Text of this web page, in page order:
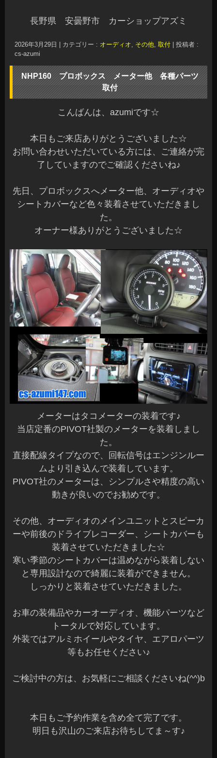
長野県 安曇野市 カーショップアズミ
2026年3月29日 カテゴリー : オーディオ, その他, 取付
投稿者 :
cs-azumi
NHP160 プロボックス メーター他 各種パーツ
取付
こんばんは、azumiです☆
本日もご来店ありがとうございました☆
お問い合わせいただいている方には、ご連絡が完
了していますのでご確認くださいね♪
先日、プロボックスへメーター他、オーディオや
シートカバーなど色々装着させていただきまし
た。
オーナー様ありがとうございました☆
メーターはタコメーターの装着です♪
当店定番のPIVOT社製のメーターを装着しまし
た。
直接配線タイプなので、回転信号はエンジンルー
ムより引き込んで装着しています。
PIVOT社のメーターは、シンプルさや精度の高い
動きが良いのでお勧めです。
その他、オーディオのメインユニットとスピーカ
ーや前後のドライブレコーダー、シートカバーも
装着させていただきました☆
寒い季節のシートカバーは温めながら装着しない
と専用設計なので綺麗に装着ができません。
しっかりと装着させていただきました。
お車の装備品やカーオーディオ、機能パーツなど
トータルで対応しています。
外装ではアルミホイールやタイヤ、エアロパーツ
等もお任せください♪
ご検討中の方は、お気軽にご相談くださいね(^^)b
本日もご予約作業を含め全て完了です。
明日も沢山のご来店お待ちしてま～す♪